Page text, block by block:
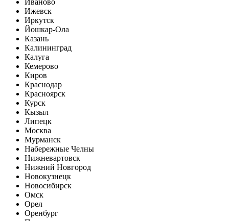
Ижевск
Иркутск
Йошкар-Ола
Казань
Калининград
Калуга
Кемерово
Киров
Краснодар
Красноярск
Курск
Кызыл
Липецк
Москва
Мурманск
Набережные Челны
Нижневартовск
Нижний Новгород
Новокузнецк
Новосибирск
Омск
Орел
Оренбург